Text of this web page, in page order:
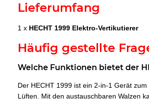
Lieferumfang
1 x HECHT 1999 Elektro-Vertikutierer
Häufig gestellte
Welche Funktionen bietet der
Der HECHT 1999 ist ein 2-in-1 Gerät
Lüften. Mit den austauschbaren Walzen